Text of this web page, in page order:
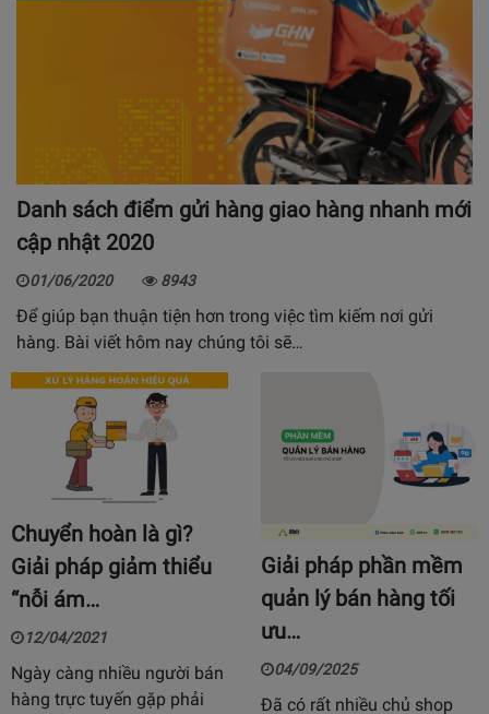
Danh sách điểm gửi hàng giao hàng nhanh mới
cập nhật 2020
01/06/2020 8943
Để giúp bạn thuận tiện hơn trong việc tìm kiếm nơi gửi
hàng. Bài viết hôm nay chúng tôi sẽ…
Chuyển hoàn là gì?
Giải pháp giảm thiểu
“nỗi ám…
12/04/2021
Ngày càng nhiều người bán
hàng trực tuyến gặp phải
Giải pháp phần mềm
quản lý bán hàng tối
ưu…
04/09/2025
Đã có rất nhiều chủ shop